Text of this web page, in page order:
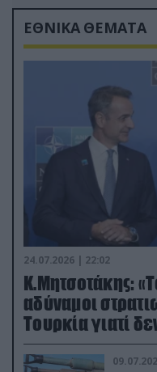
ΕΘΝΙΚΑ ΘΕΜΑΤΑ
24.07.2026 | 22:02
Κ.Μητσοτάκης:
αδύναμοι
Τουρκία γιατί
(βίντεο)